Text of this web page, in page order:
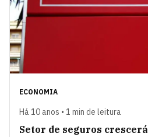
ECONOMIA
Há 10 anos • 1 min de leitura
Setor de seguros